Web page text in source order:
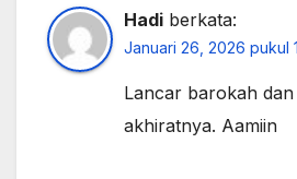
Hadi berkata:
Januari 26, 2026 pukul
Lancar barokah
akhiratnya. Aamiin